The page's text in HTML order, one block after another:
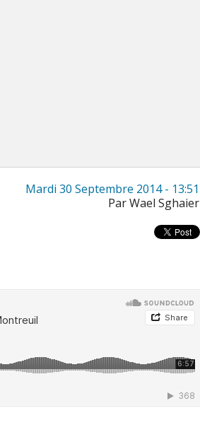
Mardi 30 Septembre 2014 - 13:51
Par Wael Sghaier